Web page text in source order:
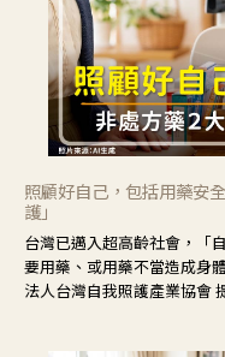
照顧好自己，包括用藥安
護」
台灣已邁入超高齡社會，「
要用藥、或用藥不當造成身
法人台灣自我照護產業協會